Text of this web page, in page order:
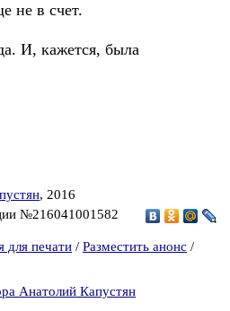
не в счет.
И, кажется, была
, 2016
№216041001582
для печати / Разместить анонс /
Анатолий Капустян